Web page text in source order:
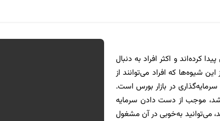
کرده‌اند و اکثر افراد به دنبال
شیوه‌ها که افراد می‌توانند از
در بازار بورس است.
موجب از دست دادن سرمایه
می‌توانید به‌خوبی در آن مشغول